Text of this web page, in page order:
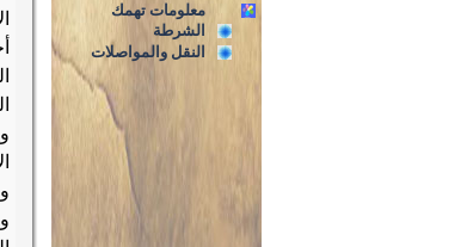
معلومات تهمك
الشرطة
النقل والمواصلات